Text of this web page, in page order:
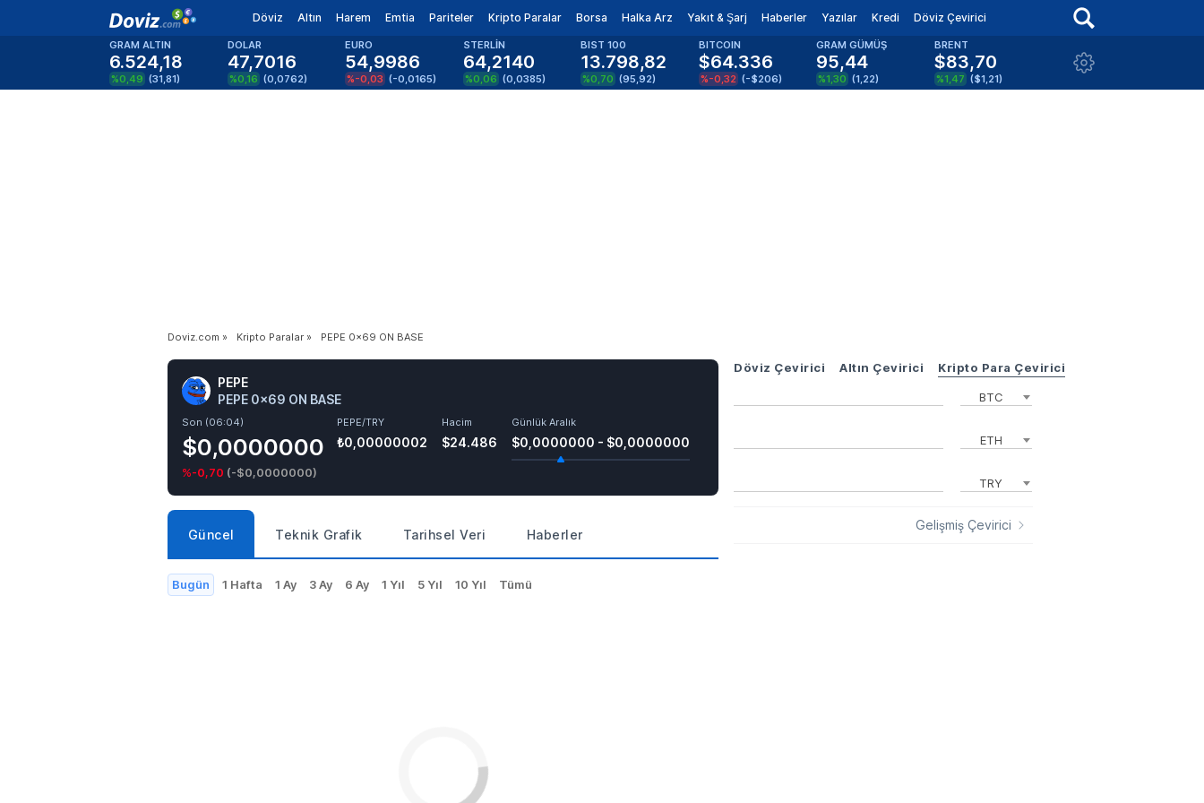
Döviz Altın Harem Emtia Pariteler Kripto Paralar Borsa Halka Arz Yakıt & Şarj Haberler Yazılar Kredi Döviz Çevirici
GRAM ALTIN
6.524,18
%0,49 (31,81)
DOLAR
47,7016
%0,16 (0,0762)
EURO
54,9986
%-0,03 (-0,0165)
STERLİN
64,2140
%0,06 (0,0385)
BIST 100
13.798,82
%0,70 (95,92)
BITCOIN
$64.336
%-0,32 (-$206)
GRAM GÜMÜŞ
95,44
%1,30 (1,22)
BRENT
$83,70
%1,47 ($1,21)
Doviz.com » Kripto Paralar » PEPE 0x69 ON BASE
PEPE
PEPE 0x69 ON BASE
Son (06:04)
$0,0000000
%-0,70 (-$0,0000000)
PEPE/TRY
₺0,00000002
Hacim
$24.486
Günlük Aralık
$0,0000000 - $0,0000000
Güncel Teknik Grafik Tarihsel Veri Haberler
Bugün 1 Hafta 1 Ay 3 Ay 6 Ay 1 Yıl 5 Yıl 10 Yıl Tümü
Döviz Çevirici Altın Çevirici Kripto Para Çevirici
BTC
ETH
TRY
Gelişmiş Çevirici